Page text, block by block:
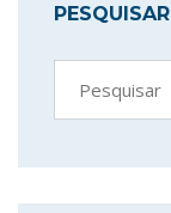
PESQUISAR